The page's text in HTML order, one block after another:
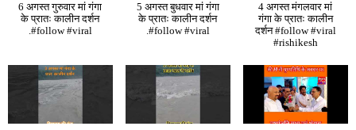
6 अगस्त गुरुवार मां गंगा
के प्रातः कालीन दर्शन
.#follow #viral
5 अगस्त बुधवार मां गंगा
के प्रातः कालीन दर्शन
.#follow #viral
4 अगस्त मंगलवार मां
गंगा के प्रातः कालीन
दर्शन #follow #viral
#rishikesh